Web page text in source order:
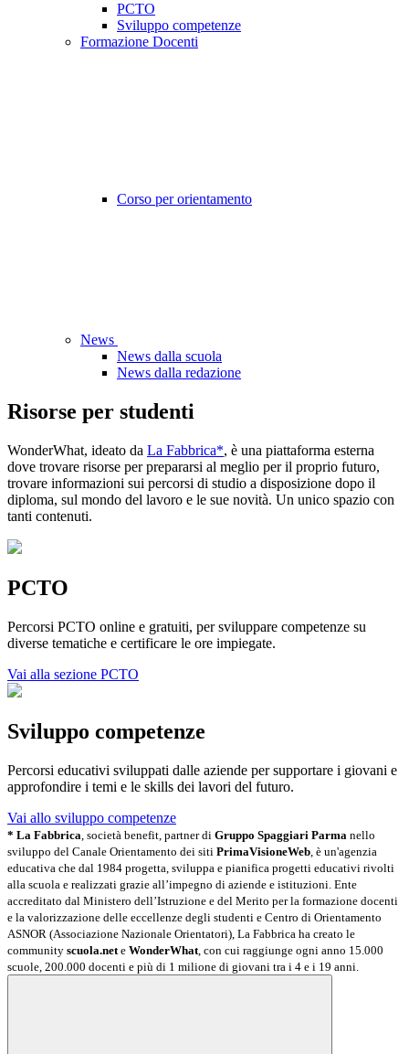
PCTO
Sviluppo competenze
Formazione Docenti
Corso per orientamento
News
News dalla scuola
News dalla redazione
Risorse per studenti
WonderWhat, ideato da La Fabbrica*, è una piattaforma esterna
dove trovare risorse per prepararsi al meglio per il proprio futuro,
trovare informazioni sui percorsi di studio a disposizione dopo il
diploma, sul mondo del lavoro e le sue novità. Un unico spazio con
tanti contenuti.
PCTO
Percorsi PCTO online e gratuiti, per sviluppare competenze su
diverse tematiche e certificare le ore impiegate.
Vai alla sezione PCTO
Sviluppo competenze
Percorsi educativi sviluppati dalle aziende per supportare i giovani e
approfondire i temi e le skills dei lavori del futuro.
Vai allo sviluppo competenze
* La Fabbrica , società benefit, partner di Gruppo Spaggiari Parma nello
sviluppo del Canale Orientamento dei siti PrimaVisioneWeb , è un'agenzia
educativa che dal 1984 progetta, sviluppa e pianifica progetti educativi rivolti
alla scuola e realizzati grazie all’impegno di aziende e istituzioni. Ente
accreditato dal Ministero dell’Istruzione e del Merito per la formazione docenti
e la valorizzazione delle eccellenze degli studenti e Centro di Orientamento
ASNOR (Associazione Nazionale Orientatori), La Fabbrica ha creato le
community scuola.net e WonderWhat , con cui raggiunge ogni anno 15.000
scuole, 200.000 docenti e più di 1 milione di giovani tra i 4 e i 19 anni.